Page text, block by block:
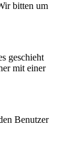
bitten um
geschieht
mit einer
Benutzer